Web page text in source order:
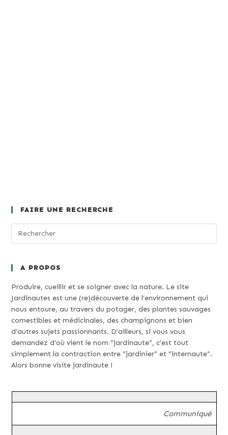
FAIRE UNE RECHERCHE
A PROPOS
Produire, cueillir et se soigner avec la nature. Le site
Jardinautes est une (re)découverte de l’environnement qui
nous entoure, au travers du potager, des plantes sauvages
comestibles et médicinales, des champignons et bien
d’autres sujets passionnants. D’ailleurs, si vous vous
demandez d’où vient le nom “jardinaute”, c’est tout
simplement la contraction entre “jardinier” et “internaute”.
Alors bonne visite jardinaute !
Communiqué